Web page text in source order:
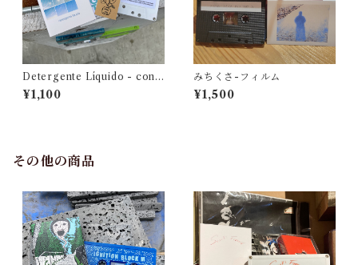
Detergente Líquido - cont
umacia en primavera
¥1,100
みちくさ-フィルム
¥1,500
その他の商品